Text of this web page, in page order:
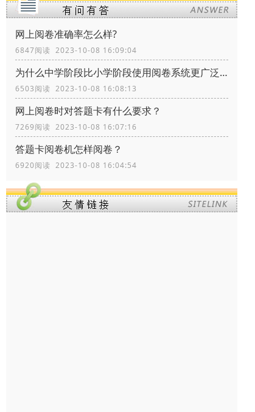
网上阅卷准确率怎么样?
6847阅读 2023-10-08 16:09:04
为什么中学阶段比小学阶段使用阅卷系统更广泛？
6503阅读 2023-10-08 16:08:13
网上阅卷时对答题卡有什么要求？
7269阅读 2023-10-08 16:07:16
答题卡阅卷机怎样阅卷？
6920阅读 2023-10-08 16:04:54